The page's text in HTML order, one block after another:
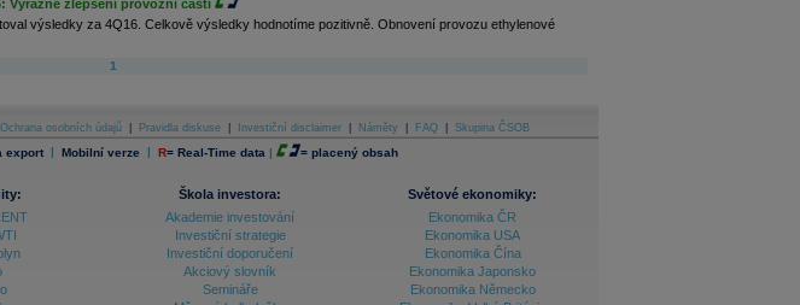
Výrazné zlepšení provozní části
výsledky za 4Q16. Celkově výsledky hodnotíme pozitivně. Obnovení provozu ethylenové
1
Ochrana osobních údajů Pravidla diskuse Investiční disclaimer Náměty FAQ Skupina ČSOB
export | Mobilní verze | R= Real-Time data | = placený obsah
Škola investora:
Akademie investování
Investiční strategie
Investiční doporučení
Akciový slovník
Semináře
Světové ekonomiky:
Ekonomika ČR
Ekonomika USA
Ekonomika Čína
Ekonomika Japonsko
Ekonomika Německo